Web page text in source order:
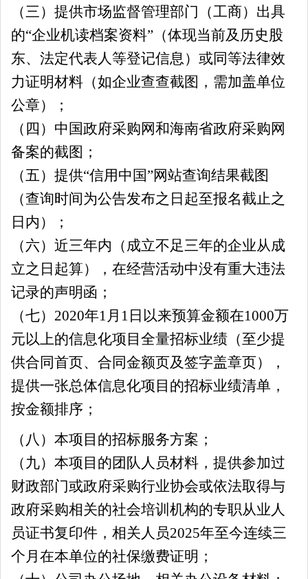
（三） 提供市场监督管理部门（工商）出具
的“企业机读档案资料”（体现当前及历史股
东、法定代表人等登记信息）或同等法律效
力证明材料（如企业查查截图，需加盖单位
公章）；
（ 四 ）中国政府采购网和海南省政府采购网
备案的截图；
（五）提供“信用中国”网站查询结果截图
（查询时间为公告发布之日起至报名截止之
日内）；
（六）近三年内（成立不足三年的企业从成
立之日起算），在经营活动中没有重大违法
记录的声明函；
（七） 2020年1月1日以来预算金额在1000万
元以上的信息化项目全量招标业绩（至少提
供合同首页、合同金额页及签字盖章页），
提供一张总体信息化项目的招标业绩清单，
按金额排序；
（ 八 ）本项目的招标服务方案 ；
（ 九）本项目的团队人员材料，提供参加过
财政部门或政府采购行业协会或依法取得与
政府采购相关的社会培训机构的专职从业人
员证书复印件，相关人员2025年至今连续三
个月在本单位的社保缴费证明 ；